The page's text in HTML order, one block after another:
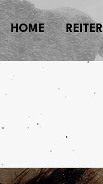
HOME REITER